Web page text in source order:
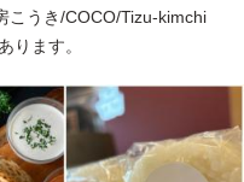
こうき/COCO/Tizu-kimchi
ります。